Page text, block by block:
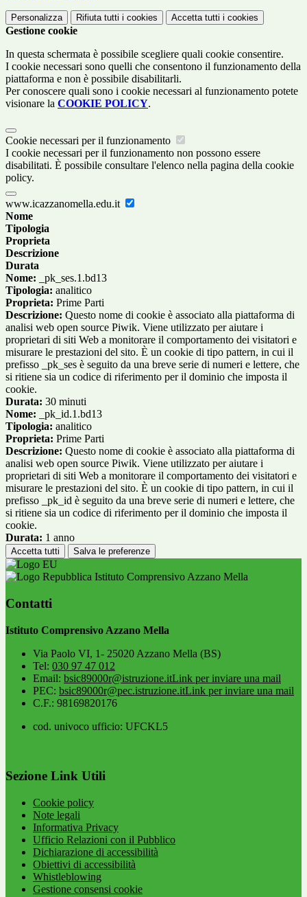
Personalizza Rifiuta tutti i cookies Accetta tutti i cookies
Gestione cookie
In questa schermata è possibile scegliere quali cookie consentire.
I cookie necessari sono quelli che consentono il funzionamento della
piattaforma e non è possibile disabilitarli.
Per conoscere quali sono i cookie necessari al funzionamento potete
visionare la COOKIE POLICY.
Cookie necessari per il funzionamento
I cookie necessari per il funzionamento non possono essere
disabilitati. È possibile consultare l'elenco nella pagina della cookie
policy.
www.icazzanomella.edu.it
Nome
Tipologia
Proprieta
Descrizione
Durata
Nome: _pk_ses.1.bd13
Tipologia: analitico
Proprieta: Prime Parti
Descrizione: Questo nome di cookie è associato alla piattaforma di
analisi web open source Piwik. Viene utilizzato per aiutare i
proprietari di siti Web a monitorare il comportamento dei visitatori e
misurare le prestazioni del sito. È un cookie di tipo pattern, in cui il
prefisso _pk_ses è seguito da una breve serie di numeri e lettere, che
si ritiene sia un codice di riferimento per il dominio che imposta il
cookie.
Durata: 30 minuti
Nome: _pk_id.1.bd13
Tipologia: analitico
Proprieta: Prime Parti
Descrizione: Questo nome di cookie è associato alla piattaforma di
analisi web open source Piwik. Viene utilizzato per aiutare i
proprietari di siti Web a monitorare il comportamento dei visitatori e
misurare le prestazioni del sito. È un cookie di tipo pattern, in cui il
prefisso _pk_id è seguito da una breve serie di numeri e lettere, che
si ritiene sia un codice di riferimento per il dominio che imposta il
cookie.
Durata: 1 anno
Accetta tutti Salva le preferenze
Istituto Comprensivo Azzano Mella
Contatti
Istituto Comprensivo Azzano Mella
Via Paolo VI, 1- 25020 Azzano Mella (BS)
Tel: 030 97 47 012
Email: bsic89000r@istruzione.itLink per inviare una mail
PEC: bsic89000r@pec.istruzione.itLink per inviare una mail
C.F.: 98169820176
cod. univoco ufficio: UFCKL5
Sezione Link Utili
Cookie policy
Note legali
Informativa Privacy
Ufficio Relazioni con il Pubblico
Dichiarazione di accessibilità
Obiettivi di accessibilità
Whistleblowing
Gestione consensi cookie